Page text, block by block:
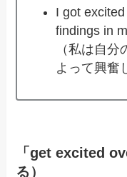
I got
findings in
（私は自
よって興奮
「get excited
る）